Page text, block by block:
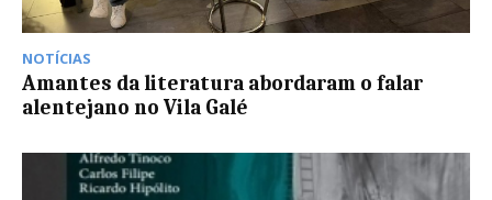
NOTÍCIAS
Amantes da literatura abordaram o falar
alentejano no Vila Galé